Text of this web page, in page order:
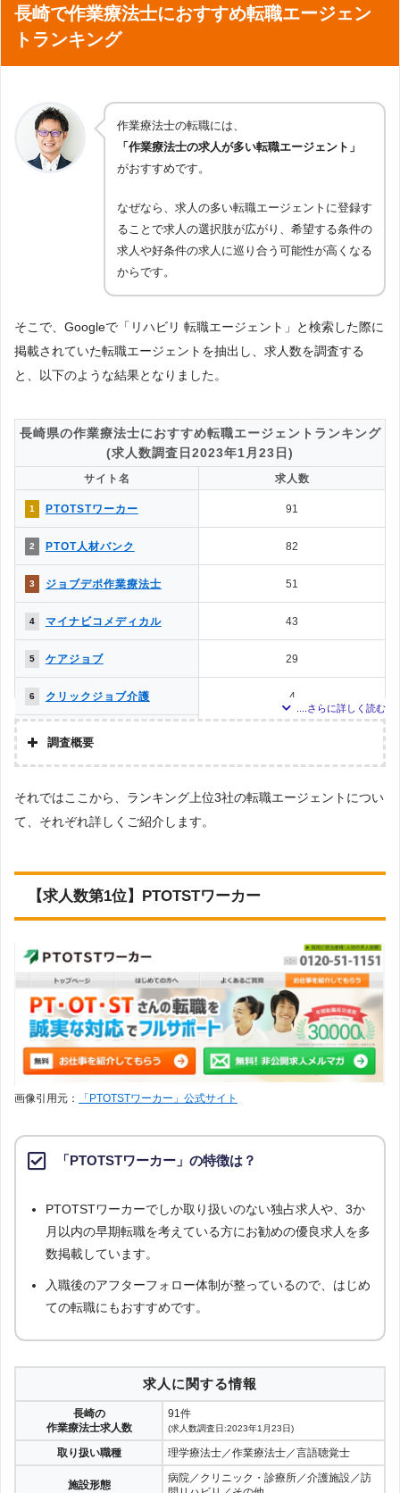
長崎で作業療法士におすすめ転職エージェン
トランキング
作業療法士の転職には、
「作業療法士の求人が多い転職エージェント」
がおすすめです。
なぜなら、求人の多い転職エージェントに登録す
ることで求人の選択肢が広がり、希望する条件の
求人や好条件の求人に巡り合う可能性が高くなる
からです。
そこで、Googleで「リハビリ 転職エージェント」と検索した際に
掲載されていた転職エージェントを抽出し、求人数を調査する
と、以下のような結果となりました。
長崎県の作業療法士におすすめ転職エージェントランキング
(求人数調査日2023年1月23日)
サイト名 求人数
1 PTOTSTワーカー 91
2 PTOT人材バンク 82
3 ジョブデポ作業療法士 51
4 マイナビコメディカル 43
5 ケアジョブ 29
6 クリックジョブ介護 4
メドフィット
メディカル・コンシェルジ
ュネット
ベネッセMCM PT・OT・ST
お仕事サポート
10 PTOT転職ナビ 0
10 かいごガーデン 0
10 MC-介護のお仕事 0
10
介護JJ（介護ジャストジョ
ブ）
0
調査概要
株式会社アドバンスフロー
調査対象とした転職エージェントについて
求人数ランキング上部または下部に記載
それではここから、ランキング上位3社の転職エージェントについ
て、それぞれ詳しくご紹介します。
【求人数第1位】PTOTSTワーカー
画像引用元： 「PTOTSTワーカー」公式サイト
「PTOTSTワーカー」の特徴は？
PTOTSTワーカーでしか取り扱いのない独占求人や、3か
月以内の早期転職を考えている方にお勧めの優良求人を多
数掲載しています。
入職後のアフターフォロー体制が整っているので、はじめ
ての転職にもおすすめです。
求人に関する情報
長崎の
作業療法士求人数
91件
(求人数調査日:2023年1月23日)
取り扱い職種 理学療法士／作業療法士／言語聴覚士
施設形態
病院／クリニック・診療所／介護施設／訪